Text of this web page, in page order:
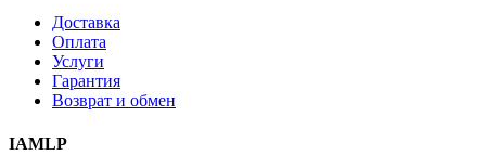
Доставка
Оплата
Услуги
Гарантия
Возврат и обмен
IAMLP